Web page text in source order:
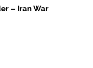
– Iran War